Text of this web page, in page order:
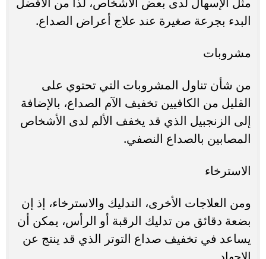
البدء بجرعة صغيرة عند علاج أعراض الصداع.
مشروبات
من شأن تناول المشروبات التي تحتوي على
القليل من الكافيين تخفيف الآم الصداع، بالإضافة
إلى الزنجبيل الذي قد يخفف الألم لدى الأشخاص
المصابين بالصداع النصفي.
الاسترخاء
ومن العلاجات الأخرى، التدليك والاسترخاء، إذ إن
بضعة دقائق من تدليك الرقبة أو الرأس، يمكن أن
يساعد في تخفيف صداع التوتر الذي قد ينتج عن